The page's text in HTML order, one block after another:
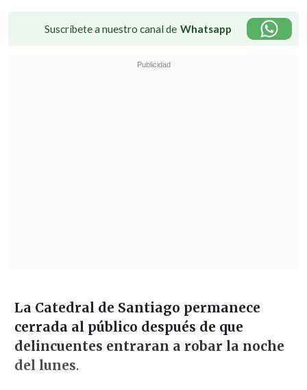
Suscríbete a nuestro canal de Whatsapp
La Catedral de Santiago permanece
cerrada al público después de que
delincuentes entraran a robar la noche
del lunes.